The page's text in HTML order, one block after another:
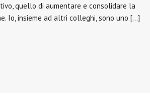
quello di aumentare e consolidare la
Io, insieme ad altri colleghi, sono uno […]